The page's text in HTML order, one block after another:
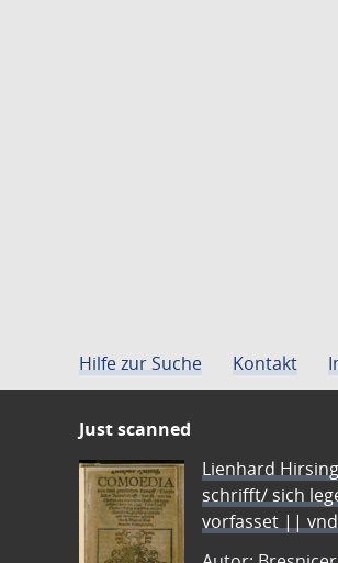
Hilfe zur Suche Kontakt
Just scanned
Lienhard
schrifft/ sich
vorfasset ||